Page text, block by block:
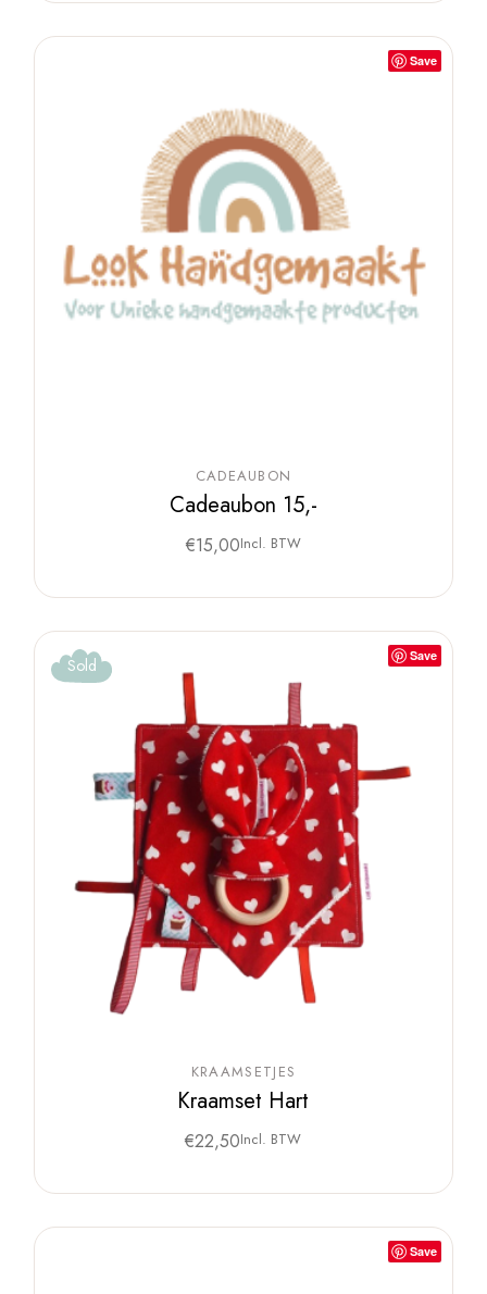
Save
CADEAUBON
Cadeaubon 15,-
€15,00Incl. BTW
Save
Sold
KRAAMSETJES
Kraamset Hart
€22,50Incl. BTW
Save